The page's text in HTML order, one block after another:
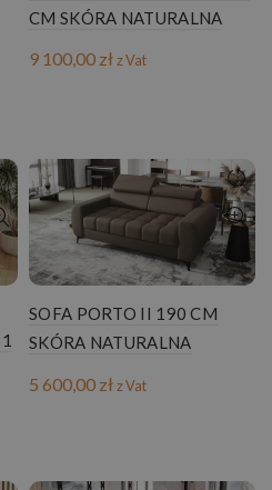
CM SKÓRA NATURALNA
9 100,00 złz Vat
SOFA PORTO II 190 CM
SKÓRA NATURALNA
5 600,00 złz Vat